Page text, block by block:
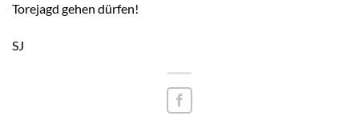
Torejagd gehen dürfen!
SJ